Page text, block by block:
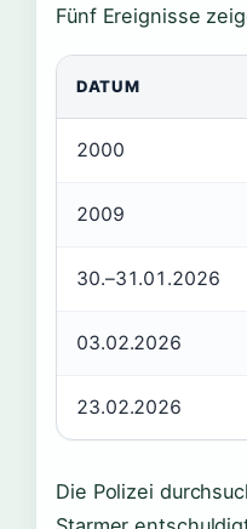
Fünf Ereignisse
DATUM
2000
2009
30.–31.01.2026
03.02.2026
23.02.2026
Die Polizei